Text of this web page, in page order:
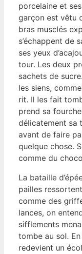
porcelaine et
garçon est vêtu
bras musclés
s’échappent de
ses yeux
tour. Les deux
sachets de
les siens,
rit. Il les fait
prend sa
délicatement sa
avant de faire
quelque chose.
comme du
La bataille
pailles
comme des
lances, on
sifflements
tombe au sol.
redevient un